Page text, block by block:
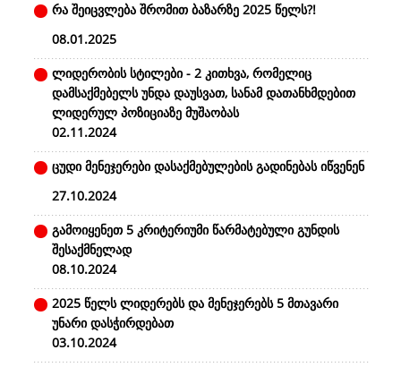
რა შეიცვლება შრომით ბაზარზე 2025 წელს?!
08.01.2025
ლიდერობის სტილები - 2 კითხვა, რომელიც
დამსაქმებელს უნდა დაუსვათ, სანამ დათანხმდებით
ლიდერულ პოზიციაზე მუშაობას
02.11.2024
ცუდი მენეჯერები დასაქმებულების გადინებას იწვენენ
27.10.2024
გამოიყენეთ 5 კრიტერიუმი წარმატებული გუნდის
შესაქმნელად
08.10.2024
2025 წელს ლიდერებს და მენეჯერებს 5 მთავარი
უნარი დასჭირდებათ
03.10.2024